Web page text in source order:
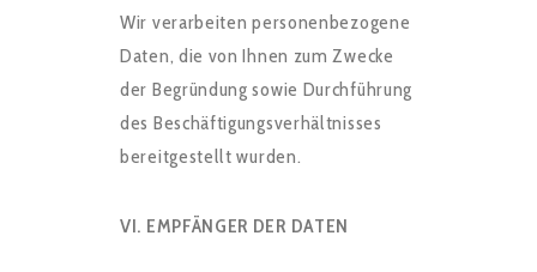
Wir verarbeiten personenbezogene
Daten, die von Ihnen zum Zwecke
der Begründung sowie Durchführung
des Beschäftigungsverhältnisses
bereitgestellt wurden.
VI. EMPFÄNGER DER DATEN